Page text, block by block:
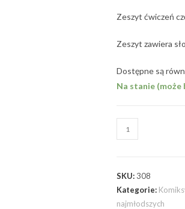
Zeszyt ćwiczeń
Zeszyt zawiera
Dostępne są
Na stanie (może
SKU: 308
Kategorie:
najmłodszych